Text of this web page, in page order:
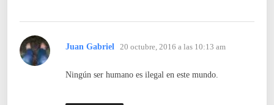
Juan Gabriel 20 octubre, 2016 a las 10:13 am
Ningún ser humano es ilegal en este mundo.